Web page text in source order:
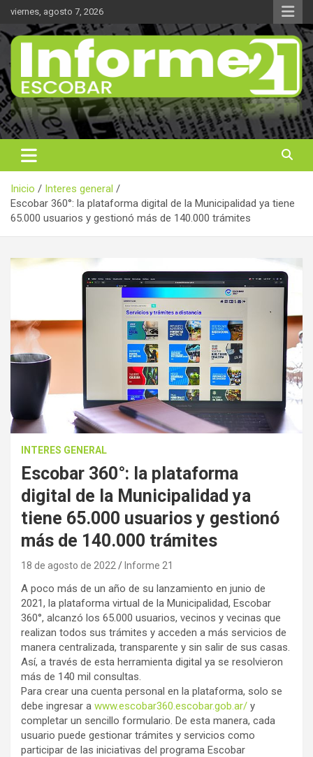
Saltar
contenido
viernes, agosto 7, 2026
Informe 21
Noticas reales
Inicio
Interes general
Escobar 360°: la plataforma digital de la Municipalidad ya tiene
65.000 usuarios y gestionó más de 140.000 trámites
INTERES GENERAL
Escobar 360°: la plataforma
digital de la Municipalidad ya
tiene 65.000 usuarios y gestionó
más de 140.000 trámites
18 de agosto de 2022 Informe 21
A poco más de un año de su lanzamiento en junio de
2021, la plataforma virtual de la Municipalidad, Escobar
360°, alcanzó los 65.000 usuarios, vecinos y vecinas que
realizan todos sus trámites y acceden a más servicios de
manera centralizada, transparente y sin salir de sus casas.
Así, a través de esta herramienta digital ya se resolvieron
más de 140 mil consultas.
Para crear una cuenta personal en la plataforma, solo se
debe ingresar a www.escobar360.escobar.gob.ar/ y
completar un sencillo formulario. De esta manera, cada
usuario puede gestionar trámites y servicios como
participar de las iniciativas del programa Escobar